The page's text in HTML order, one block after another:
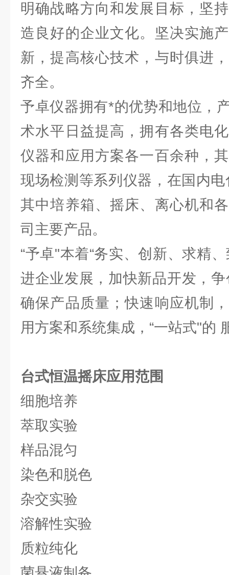
明确战略方向和发展目标，坚
造良好的企业文化。坚决实施
新，提高核心技术，与时俱进
齐全。
予卓仪器拥有*的优势和地位，
术水平日益提高，拥有各类电
仪器和应用方案各一百余种，
现场检测等系列仪器，在国内
其中培养箱、摇床、离心机和
司主要产品。
“予卓"本着“务实、创新、求精
进企业发展，加快新品开发，
确保产品质量；快速响应机制
用方案和系统集成，“一站式"的
台式恒温摇床应用范围
细胞培养
萃取实验
样品混匀
染色和脱色
杂交实验
溶解性实验
质粒纯化